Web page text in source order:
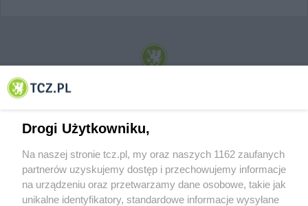
© 2001-2026 Tczew - TCZ.PL Sp. z o.o. Internetowy Serwis Informacyjny Miasta
Drogi Użytkowniku,
Na naszej stronie tcz.pl, my oraz naszych 1162 zaufanych
partnerów uzyskujemy dostęp i przechowujemy informacje
na urządzeniu oraz przetwarzamy dane osobowe, takie jak
unikalne identyfikatory, standardowe informacje wysyłane